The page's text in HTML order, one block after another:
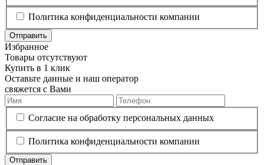
Политика конфиденциальности компании
Отправить
Избранное
Товары отсутствуют
Купить в 1 клик
Оставьте данные и наш оператор
свяжется с Вами
Согласие на обработку персональных данных
Политика конфиденциальности компании
Отправить